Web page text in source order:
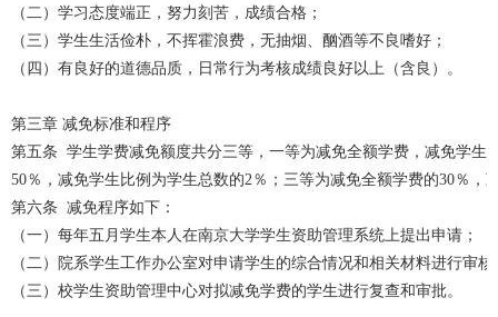
（二）学习态度端正，努力刻苦，成绩合格；
（三）学生生活俭朴，不挥霍浪费，无抽烟、酗酒等不良嗜好；
（四）有良好的道德品质，日常行为考核成绩良好以上（含良）。
第三章 减免标准和程序
第五条 学生学费减免额度共分三等，一等为减免全额学费，减免学生
50％，减免学生比例为学生总数的2％；三等为减免全额学费的30％，
第六条 减免程序如下：
（一）每年五月学生本人在南京大学学生资助管理系统上提出申请；
（二）院系学生工作办公室对申请学生的综合情况和相关材料进行审
（三）校学生资助管理中心对拟减免学费的学生进行复查和审批。